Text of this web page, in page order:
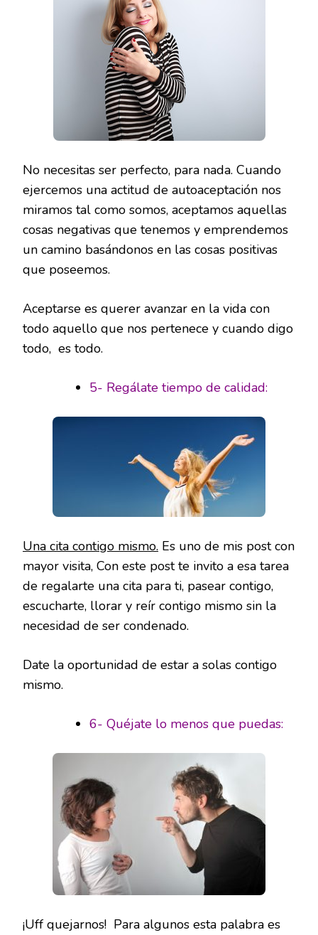
No necesitas ser perfecto, para nada. Cuando
ejercemos una actitud de autoaceptación nos
miramos tal como somos, aceptamos aquellas
cosas negativas que tenemos y emprendemos
un camino basándonos en las cosas positivas
que poseemos.
Aceptarse es querer avanzar en la vida con
todo aquello que nos pertenece y cuando digo
todo, es todo.
5- Regálate tiempo de calidad:
Una cita contigo mismo. Es uno de mis post con
mayor visita, Con este post te invito a esa tarea
de regalarte una cita para ti, pasear contigo,
escucharte, llorar y reír contigo mismo sin la
necesidad de ser condenado.
Date la oportunidad de estar a solas contigo
mismo.
6- Quéjate lo menos que puedas:
¡Uff quejarnos! Para algunos esta palabra es